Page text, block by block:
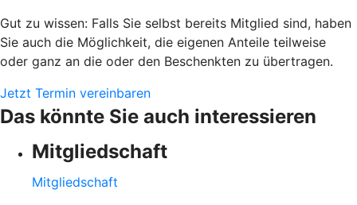
Gut zu wissen: Falls Sie selbst bereits Mitglied sind, haben
Sie auch die Möglichkeit, die eigenen Anteile teilweise
oder ganz an die oder den Beschenkten zu übertragen.
Jetzt Termin vereinbaren
Das könnte Sie auch interessieren
Mitgliedschaft
Mitgliedschaft